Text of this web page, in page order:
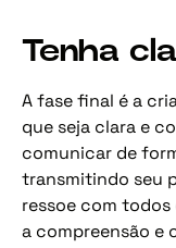
Tenha
A fase final é a
que seja clara e
comunicar de
transmitindo seu
ressoe com
a compreensão e